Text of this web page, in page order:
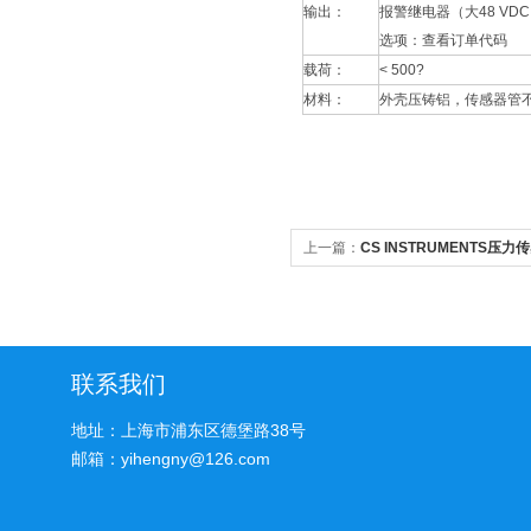
输出：
报警继电器（大48
选项：查看订单代码
载荷：
< 500?
材料：
外壳压铸铝，传感器管
上一篇： CS INSTRUMENTS压力
联系我们
地址：上海市浦东区德堡路38号
邮箱：yihengny@126.com